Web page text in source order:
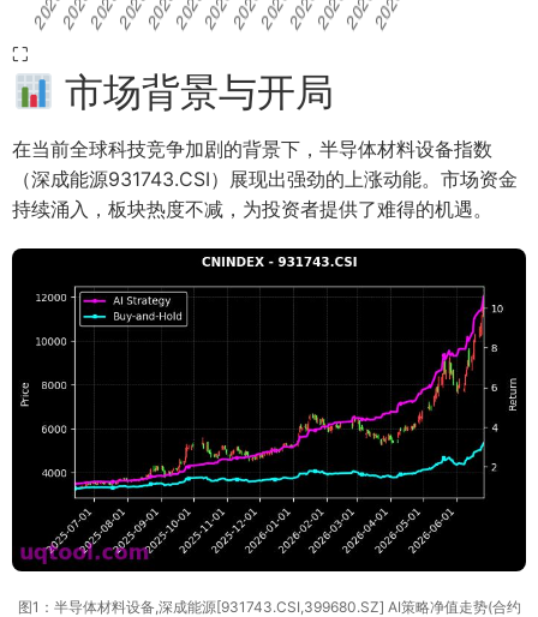
⛶
市场背景与开局
在当前全球科技竞争加剧的背景下，半导体材料设备指数
（深成能源931743.CSI）展现出强劲的上涨动能。市场资金
持续涌入，板块热度不减，为投资者提供了难得的机遇。
图1：半导体材料设备,深成能源[931743.CSI,399680.SZ] AI策略净值走势(合约